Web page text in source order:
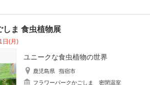
しま 食虫植物展
日(月)
ユニークな食虫植物の世界
鹿児島県
指宿市
フラワーパークかごしま 密閉温室